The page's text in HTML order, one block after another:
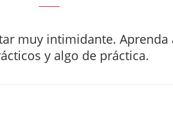
muy intimidante. Aprenda
y algo de práctica.